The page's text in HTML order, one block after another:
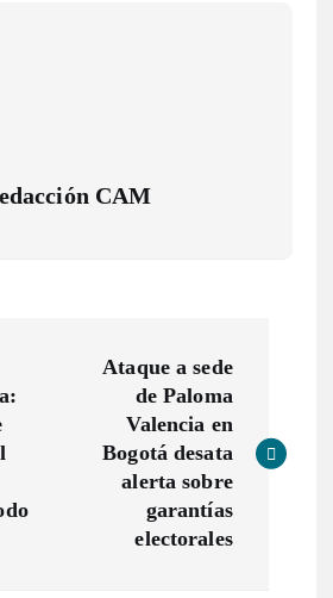
CAM
Ataque a sede
de Paloma
Valencia en
Bogotá desata
alerta sobre
garantías
electorales